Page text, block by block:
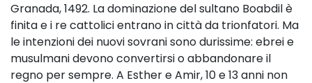
Granada, 1492. La dominazione del sultano Boabdil è
finita e i re cattolici entrano in città da trionfatori. Ma
le intenzioni dei nuovi sovrani sono durissime: ebrei e
musulmani devono convertirsi o abbandonare il
regno per sempre. A Esther e Amir, 10 e 13 anni non